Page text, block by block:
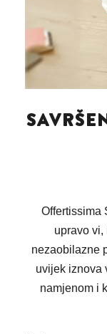
Offertissima
upravo
nezaobilazne
uvijek iznova
namjenom i